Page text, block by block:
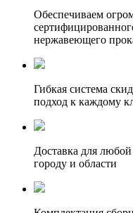
Обеспечиваем
нержавеющего
Гибкая система
подход к каждому
Доставка для
городу и области